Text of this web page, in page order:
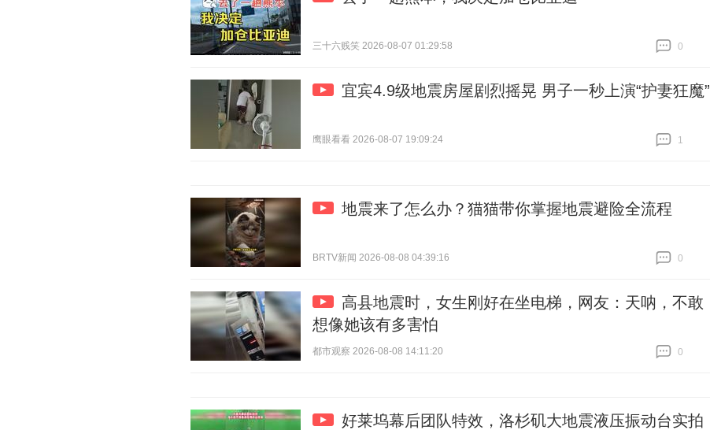
三十六贱笑 2026-08-07 01:29:58
0
宜宾4.9级地震房屋剧烈摇晃 男子一秒上演“护妻狂魔”
鹰眼看看 2026-08-07 19:09:24
1
地震来了怎么办？猫猫带你掌握地震避险全流程
BRTV新闻 2026-08-08 04:39:16
0
高县地震时，女生刚好在坐电梯，网友：天呐，不敢
想像她该有多害怕
都市观察 2026-08-08 14:11:20
0
好莱坞幕后团队特效，洛杉矶大地震液压振动台实拍